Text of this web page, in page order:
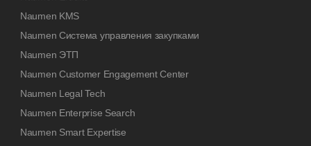
Naumen KMS
Naumen Система управления закупками
Naumen ЭТП
Naumen Customer Engagement Center
Naumen Legal Tech
Naumen Enterprise Search
Naumen Smart Expertise